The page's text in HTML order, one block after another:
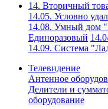
14. Вторичный
14.05. Условно
14.08. Умный дом
Единоразовый
14.09. Система
Телевидение
Антенное
Делители и
оборудование